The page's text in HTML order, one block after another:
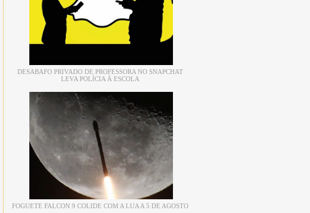
DESABAFO PRIVADO DE PROFESSORA NO SNAPCHAT
LEVA POLÍCIA À ESCOLA
FOGUETE FALCON 9 COLIDE COM A LUA A 5 DE AGOSTO